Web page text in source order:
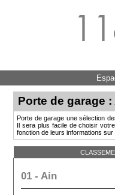
Porte de garage
Porte de garage une sélection
Il sera plus facile de choisir
fonction de leurs informations sur
01 - Ain